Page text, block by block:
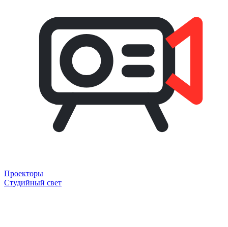
Проекторы
Студийный свет